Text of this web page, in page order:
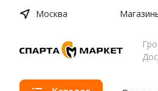
Москва